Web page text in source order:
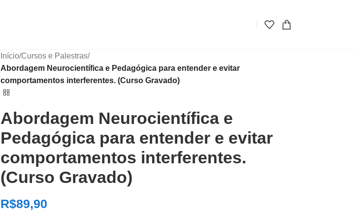
Início/Cursos e Palestras/
Abordagem Neurocientífica e Pedagógica para entender e evitar
comportamentos interferentes. (Curso Gravado)
Abordagem Neurocientífica e
Pedagógica para entender e evitar
comportamentos interferentes.
(Curso Gravado)
R$89,90